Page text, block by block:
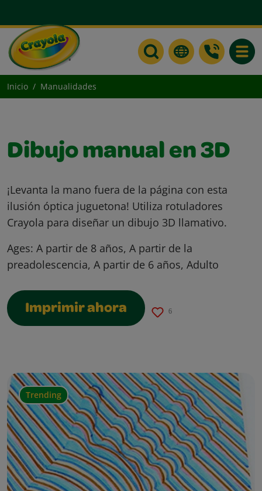
Inicio Manualidades
Trending
Dibujo manual en 3D
¡Levanta la mano fuera de la página con esta
ilusión óptica juguetona! Utiliza rotuladores
Crayola para diseñar un dibujo 3D llamativo.
Ages: A partir de 8 años, A partir de la
preadolescencia, A partir de 6 años, Adulto
Imprimir ahora 6